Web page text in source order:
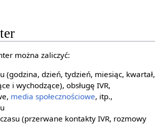
można zaliczyć:
dzień, tydzień, miesiąc, kwartał,
i wychodzące), obsługę IVR,
media społecznościowe, itp.,
(przerwane kontakty IVR, rozmowy